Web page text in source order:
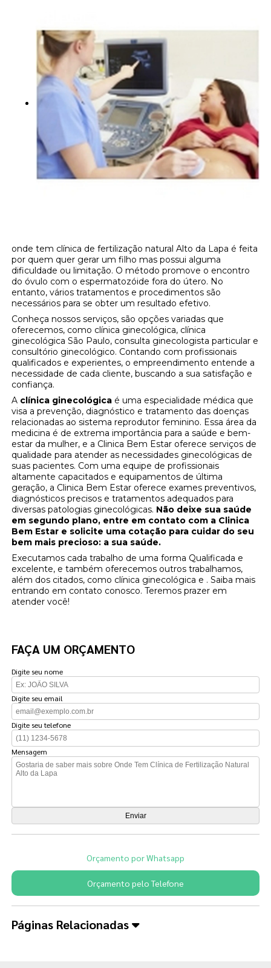
onde tem clínica de fertilização natural Alto da Lapa é feita
por quem quer gerar um filho mas possui alguma
dificuldade ou limitação. O método promove o encontro
do óvulo com o espermatozóide fora do útero. No
entanto, vários tratamentos e procedimentos são
necessários para se obter um resultado efetivo.
Conheça nossos serviços, são opções variadas que
oferecemos, como clínica ginecológica, clínica
ginecológica São Paulo, consulta ginecologista particular e
consultório ginecológico. Contando com profissionais
qualificados e experientes, o empreendimento entende a
necessidade de cada cliente, buscando a sua satisfação e
confiança.
A clínica ginecológica é uma especialidade médica que
visa a prevenção, diagnóstico e tratamento das doenças
relacionadas ao sistema reprodutor feminino. Essa área da
medicina é de extrema importância para a saúde e bem-
estar da mulher, e a Clinica Bem Estar oferece serviços de
qualidade para atender as necessidades ginecológicas de
suas pacientes. Com uma equipe de profissionais
altamente capacitados e equipamentos de última
geração, a Clinica Bem Estar oferece exames preventivos,
diagnósticos precisos e tratamentos adequados para
diversas patologias ginecológicas. Não deixe sua saúde
em segundo plano, entre em contato com a Clinica
Bem Estar e solicite uma cotação para cuidar do seu
bem mais precioso: a sua saúde.
Executamos cada trabalho de uma forma Qualificada e
excelente, e também oferecemos outros trabalhamos,
além dos citados, como clínica ginecológica e . Saiba mais
entrando em contato conosco. Teremos prazer em
atender você!
FAÇA UM ORÇAMENTO
Digite seu nome
Digite seu email
Digite seu telefone
Mensagem
Orçamento por Whatsapp
Orçamento pelo Telefone
Páginas Relacionadas